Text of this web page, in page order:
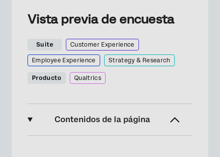
Vista previa de encuesta
Suite Customer Experience
Employee Experience Strategy & Research
Producto Qualtrics
Contenidos de la página